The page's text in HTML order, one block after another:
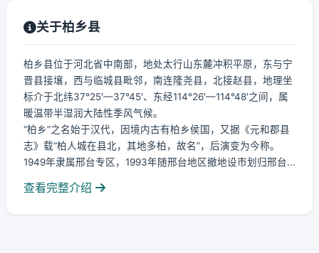
关于柏乡县
柏乡县位于河北省中南部，地处太行山东麓冲积平原，东与宁
晋县接壤，西与临城县毗邻，南连隆尧县，北接赵县，地理坐
标介于北纬37°25′—37°45′、东经114°26′—114°48′之间，属
暖温带半湿润大陆性季风气候。
“柏乡”之名始于汉代，因境内古有柏乡侯国，又据《元和郡县
志》载“柏人城在县北，其地多柏，故名”，后演变为今称。
1949年隶属邢台专区，1993年随邢台地区撤地设市划归邢台...
查看完整介绍